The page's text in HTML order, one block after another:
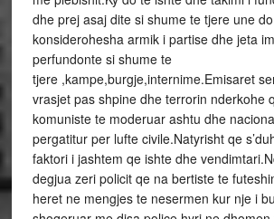
dhe prej asaj dite si shume te tjere une
konsiderohesha armik i partise dhe jeta
perfundonte si shume te
tjere ,kampe,burgje,internime.Emisaret
vrasjet pas shpine dhe terrorin nderkohe
komuniste te moderuar ashtu dhe
pergatitur per lufte civile.Natyrisht qe
faktori i jashtem qe ishte dhe
degjua zeri policit qe na bertiste te
heret ne mengjes te nesermen kur nje i